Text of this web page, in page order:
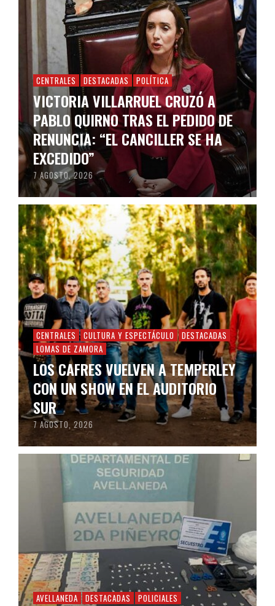
CENTRALES DESTACADAS POLÍTICA
VICTORIA VILLARRUEL CRUZÓ A
PABLO QUIRNO TRAS EL PEDIDO DE
RENUNCIA: “EL CANCILLER SE HA
EXCEDIDO”
7 AGOSTO, 2026
CENTRALES CULTURA Y ESPECTÁCULO
DESTACADAS
LOMAS DE ZAMORA
LOS CAFRES VUELVEN A TEMPERLEY
CON UN SHOW EN EL AUDITORIO
SUR
7 AGOSTO, 2026
AVELLANEDA DESTACADAS POLICIALES